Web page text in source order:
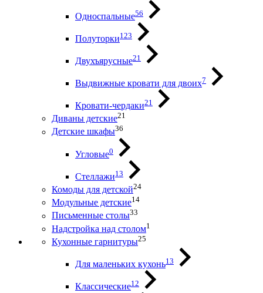
Односпальные56
Полуторки123
Двухъярусные21
Выдвижные кровати для двоих7
Кровати-чердаки21
Диваны детские21
Детские шкафы36
Угловые0
Стеллажи13
Комоды для детской24
Модульные детские14
Письменные столы33
Надстройка над столом1
Кухонные гарнитуры25
Для маленьких кухонь13
Классические12